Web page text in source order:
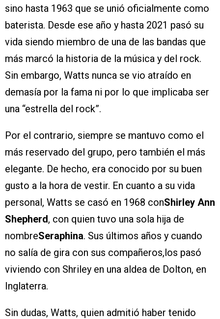
sino hasta 1963 que se unió oficialmente como
baterista. Desde ese año y hasta 2021 pasó su
vida siendo miembro de una de las bandas que
más marcó la historia de la música y del rock.
Sin embargo, Watts nunca se vio atraído en
demasía por la fama ni por lo que implicaba ser
una “estrella del rock”.
Por el contrario, siempre se mantuvo como el
más reservado del grupo, pero también el más
elegante. De hecho, era conocido por su buen
gusto a la hora de vestir. En cuanto a su vida
personal, Watts se casó en 1968 conShirley Ann
Shepherd, con quien tuvo una sola hija de
nombreSeraphina. Sus últimos años y cuando
no salía de gira con sus compañeros,los pasó
viviendo con Shriley en una aldea de Dolton, en
Inglaterra.
Sin dudas, Watts, quien admitió haber tenido